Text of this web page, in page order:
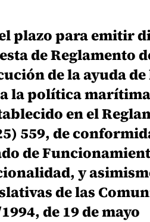
plazo para emitir
de Reglamento
de la ayuda
la política
en el
559, de
de
y
de las
de 19 de mayo